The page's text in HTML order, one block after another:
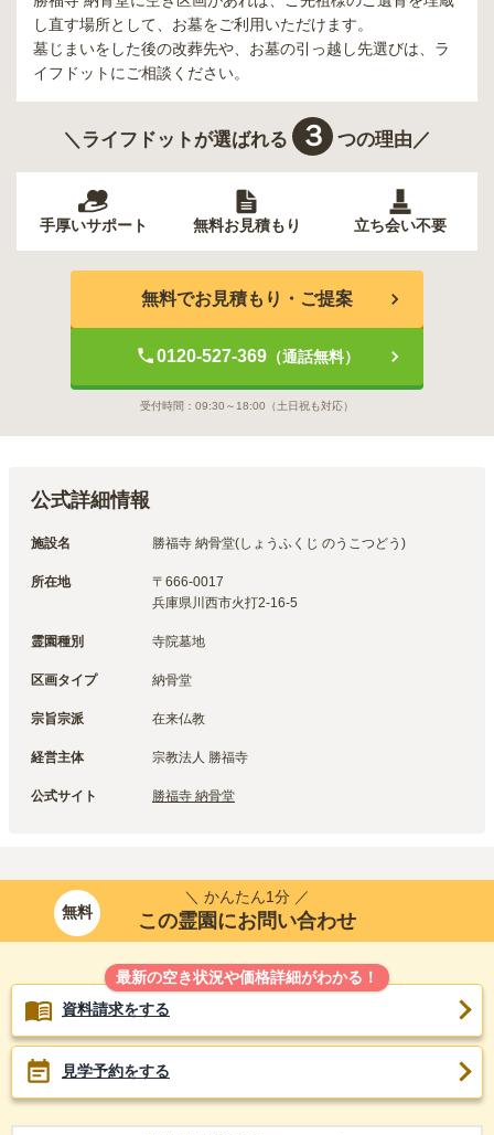
し直す場所として、お墓をご利用いただけます。
墓じまいをした後の改葬先や、お墓の引っ越し先選びは、ラ
イフドットにご相談ください。
＼ライフドットが選ばれる ３ つの理由／
手厚いサポート 無料お見積もり 立ち会い不要
無料でお見積もり・ご提案
0120-527-369（通話無料）
受付時間： 09:30～18:00 （土日祝も対応）
公式詳細情報
施設名 勝福寺 納骨堂(しょうふくじ のうこつどう)
所在地 〒 666-0017
兵庫県川西市火打2-16-5
霊園種別 寺院墓地
区画タイプ 納骨堂
宗旨宗派 在来仏教
経営主体 宗教法人 勝福寺
公式サイト 勝福寺 納骨堂
無料
＼ かんたん1分 ／
この霊園にお問い合わせ
最新の空き状況や価格詳細がわかる！
資料請求をする
見学予約をする